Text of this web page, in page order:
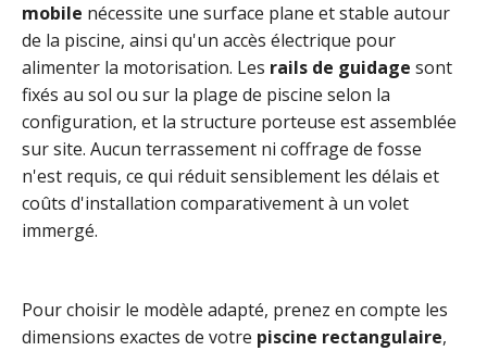
mobile nécessite une surface plane et stable autour
de la piscine, ainsi qu'un accès électrique pour
alimenter la motorisation. Les rails de guidage sont
fixés au sol ou sur la plage de piscine selon la
configuration, et la structure porteuse est assemblée
sur site. Aucun terrassement ni coffrage de fosse
n'est requis, ce qui réduit sensiblement les délais et
coûts d'installation comparativement à un volet
immergé.
Pour choisir le modèle adapté, prenez en compte les
dimensions exactes de votre piscine rectangulaire,